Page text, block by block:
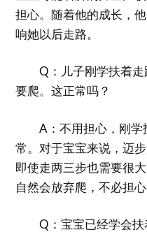
担心。随着他的成长，
响她以后走路。
Q：儿子刚学扶着走
要爬。这正常吗？
A：不用担心，刚学
常。对于宝宝来说，迈
即使走两三步也需要很
自然会放弃爬，不必担心
Q：宝宝已经学会扶